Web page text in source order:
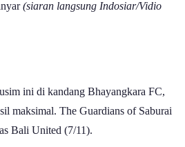
(siaran langsung Indosiar/Vidio
ini di kandang Bhayangkara FC,
maksimal. The Guardians of Saburai
Bali United (7/11).